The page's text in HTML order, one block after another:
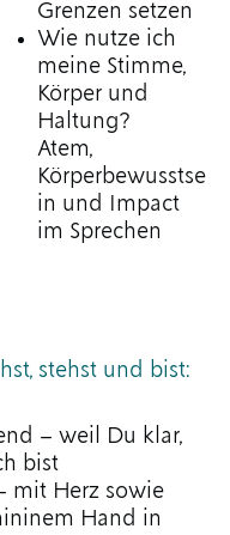
Grenzen setzen
Wie nutze ich
meine Stimme,
Körper und
Haltung?
Atem,
Körperbewusstse
in und Impact
im Sprechen
stehst und bist:
– weil Du klar,
bist
mit Herz sowie
Hand in